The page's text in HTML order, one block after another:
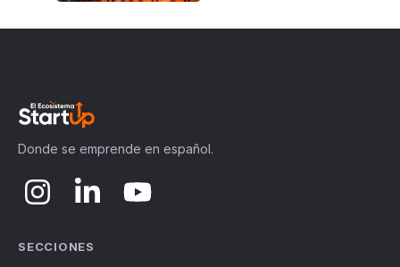
Donde se emprende en español.
SECCIONES